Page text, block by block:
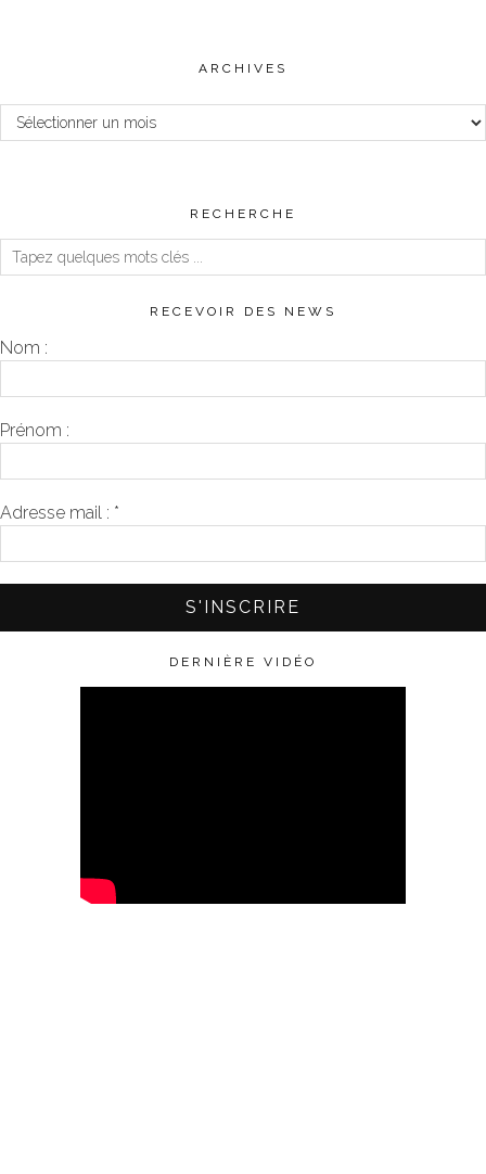
ARCHIVES
Archives
RECHERCHE
RECEVOIR DES NEWS
Nom :
Prénom :
Adresse mail : *
DERNIÈRE VIDÉO